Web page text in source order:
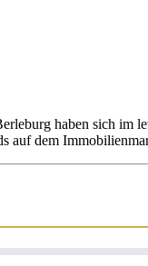
haben sich im
auf dem